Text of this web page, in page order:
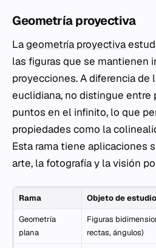
Geometría proyectiva
Lageometría proyectiva
las figuras que se mantienen
proyecciones. A diferencia de
euclidiana, no distingue
puntos en el infinito, lo que
propiedades como la
Esta rama tiene aplicaciones
arte, la fotografía y la visión
Rama Objeto de
Geometría
plana
Figuras
rectas, ángulos)